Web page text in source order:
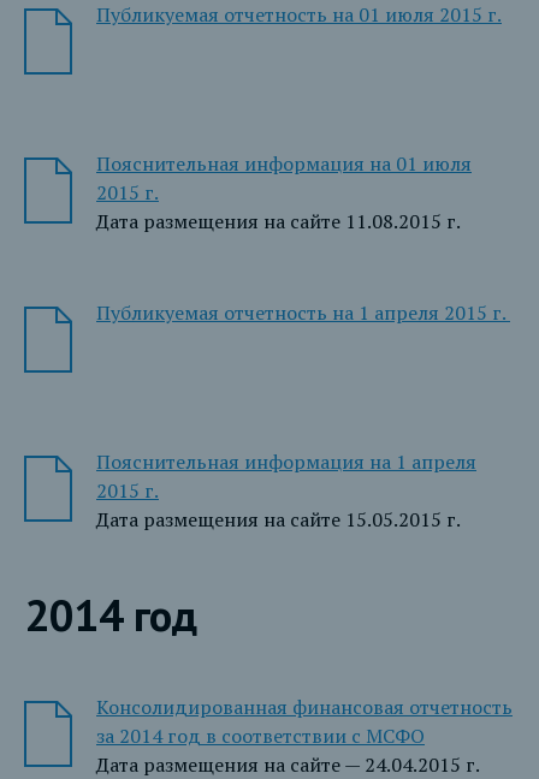
Публикуемая отчетность на 01 июля 2015 г.
Пояснительная информация на 01 июля
2015 г.
Дата размещения на сайте 11.08.2015 г.
Публикуемая отчетность на 1 апреля 2015 г.
Пояснительная информация на 1 апреля
2015 г.
Дата размещения на сайте 15.05.2015 г.
2014 год
Консолидированная финансовая отчетность
за 2014 год в соответствии с МСФО
Дата размещения на сайте — 24.04.2015 г.